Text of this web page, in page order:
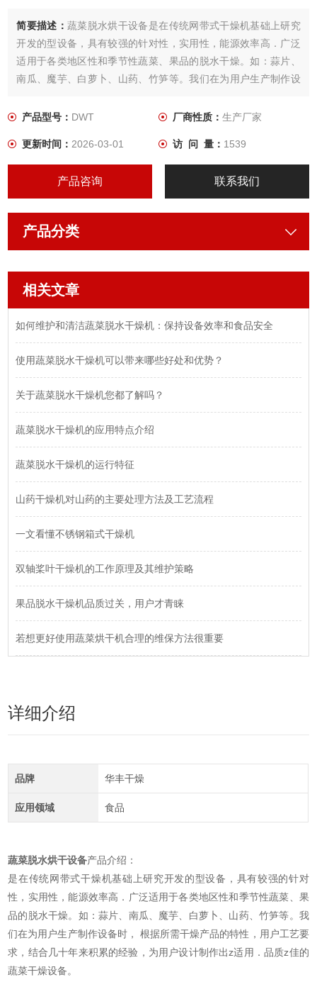
简要描述： 蔬菜脱水烘干设备是在传统网带式干燥机基础上研究
开发的型设备，具有较强的针对性，实用性，能源效率高．广泛
适用于各类地区性和季节性蔬菜、果品的脱水干燥。如：蒜片、
南瓜、魔芋、白萝卜、山药、竹笋等。我们在为用户生产制作设
积累的经验，为用户设计制作出Z适用．品质Z佳的蔬菜干燥设
产品型号： DWT 厂商性质： 生产厂家
更新时间：2026-03-01 访 问 量： 1539
产品咨询 联系我们
产品分类
相关文章
如何维护和清洁蔬菜脱水干燥机：保持设备效率和食品安全
使用蔬菜脱水干燥机可以带来哪些好处和优势？
关于蔬菜脱水干燥机您都了解吗？
蔬菜脱水干燥机的应用特点介绍
蔬菜脱水干燥机的运行特征
山药干燥机对山药的主要处理方法及工艺流程
一文看懂不锈钢箱式干燥机
双轴桨叶干燥机的工作原理及其维护策略
果品脱水干燥机品质过关，用户才青睐
若想更好使用蔬菜烘干机合理的维保方法很重要
详细介绍
品牌 华丰干燥
应用领域 食品
蔬菜脱水烘干设备产品介绍：
是在传统网带式干燥机基础上研究开发的型设备，具有较强的针对
性，实用性，能源效率高．广泛适用于各类地区性和季节性蔬菜、果
品的脱水干燥。如：蒜片、南瓜、魔芋、白萝卜、山药、竹笋等。我
们在为用户生产制作设备时， 根据所需干燥产品的特性，用户工艺要
求，结合几十年来积累的经验，为用户设计制作出z适用．品质z佳的
蔬菜干燥设备。